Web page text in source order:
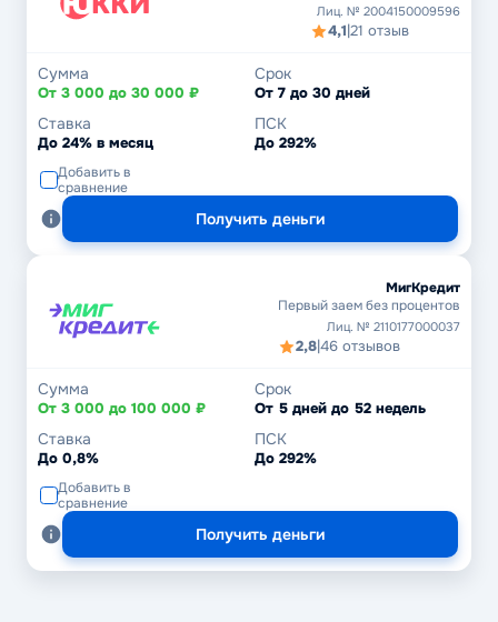
Лиц. № 2004150009596
4,1|21 отзыв
Сумма
От 3 000 до 30 000 ₽
Срок
От 7 до 30 дней
Ставка
До 24% в месяц
ПСК
До 292%
Добавить в
сравнение
Получить деньги
МигКредит
Первый заем без процентов
Лиц. № 2110177000037
2,8|46 отзывов
Сумма
От 3 000 до 100 000 ₽
Срок
От 5 дней до 52 недель
Ставка
До 0,8%
ПСК
До 292%
Добавить в
сравнение
Получить деньги